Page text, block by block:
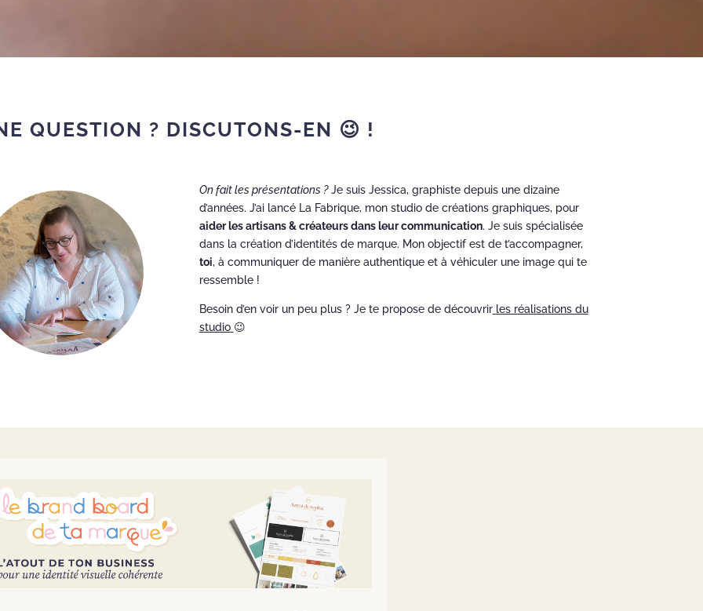
QUESTION ? DISCUTONS-EN 😉 !
On fait les présentations ?Je suis Jessica, graphiste depuis une dizaine
d’années. J’ai lancé La Fabrique, mon studio de créations graphiques, pour
aider les artisans & créateurs dans leur communication. Je suis spécialisée
dans la création d’identités de marque. Mon objectif est de t’accompagner,
toi, à communiquer de manière authentique et à véhiculer une image qui te
ressemble !
Besoin d’en voir un peu plus ? Je te propose de découvrir les réalisations du
studio 😉